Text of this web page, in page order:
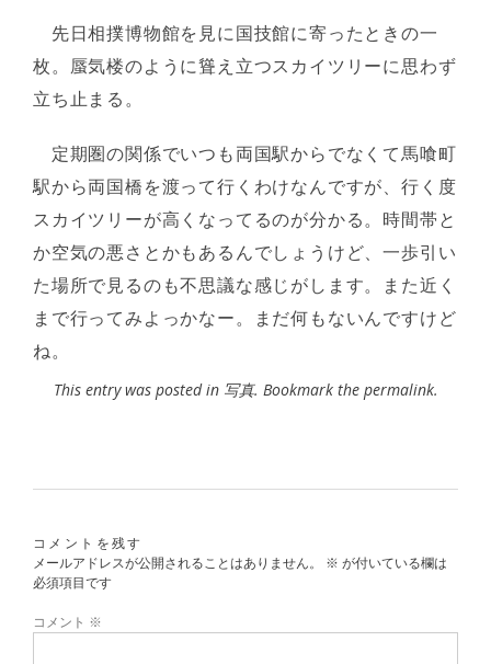
先日相撲博物館を見に国技館に寄ったときの一
枚。蜃気楼のように聳え立つスカイツリーに思わず
立ち止まる。
定期圏の関係でいつも両国駅からでなくて馬喰町
駅から両国橋を渡って行くわけなんですが、行く度
スカイツリーが高くなってるのが分かる。時間帯と
か空気の悪さとかもあるんでしょうけど、一歩引い
た場所で見るのも不思議な感じがします。また近く
まで行ってみよっかなー。まだ何もないんですけど
ね。
This entry was posted in 写真. Bookmark the permalink.
コメントを残す
メールアドレスが公開されることはありません。
※ が付いている欄は
必須項目です
コメント ※